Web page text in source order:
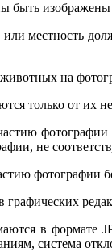
быть изображены
местность
на
только от их
фотографии
не
фотографии
в формате
система